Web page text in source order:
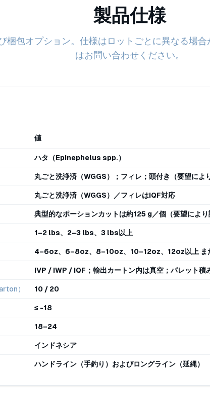
製品仕様
梱包オプション。仕様はロットごとに異なる場
はお問い合わせください。
値
ハタ（Epinephelus spp.）
丸ごと洗浄済（WGGS）；フィレ；頭付き（要望により
丸ごと洗浄済（WGGS）／フィレはIQF対応
典型的なポーションカットは約125 g／個（要望により
1–2 lbs、2–3 lbs、3 lbs以上
4–6oz、6–8oz、8–10oz、10–12oz、12oz以上 ま
IVP / IWP / IQF；輸出カートン内は真空；パレット積
） 10 / 20
≤ -18
18–24
インドネシア
ハンドライン（手釣り）およびロングライン（延縄）